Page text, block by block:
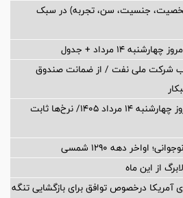
جنسیت، سن، تجربه) در سبک
۱۴ مرداد + جدول
شرکت ملی نفت / از ضمانت صندوق
قیمت دلار در بازار آزاد امروز چهارشنبه ۱۴ مرداد ۱۴۰۵/ نرخ‌ها ثابت
اواخر دهه ۱۲۹۰ شمسی
از این ماه
آمریکا درخصوص توافق برای بازگشایی تنگه